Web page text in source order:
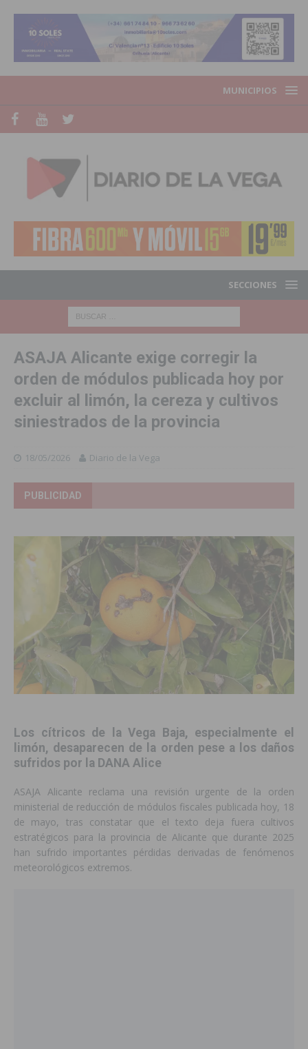
MUNICIPIOS
SECCIONES
ASAJA Alicante exige corregir la
orden de módulos publicada hoy por
excluir al limón, la cereza y cultivos
siniestrados de la provincia
18/05/2026 Diario de la Vega
PUBLICIDAD
Los cítricos de la Vega Baja, especialmente el
limón, desaparecen de la orden pese a los daños
sufridos por la DANA Alice
ASAJA Alicante reclama una revisión urgente de la orden
ministerial de reducción de módulos fiscales publicada hoy, 18
de mayo, tras constatar que el texto deja fuera cultivos
estratégicos para la provincia de Alicante que durante 2025
han sufrido importantes pérdidas derivadas de fenómenos
meteorológicos extremos.